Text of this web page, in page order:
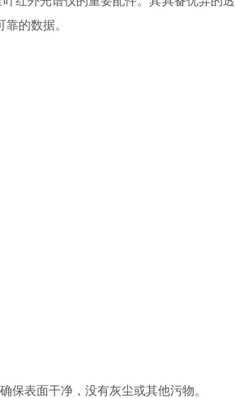
的数据。
表面干净，没有灰尘或其他污物。